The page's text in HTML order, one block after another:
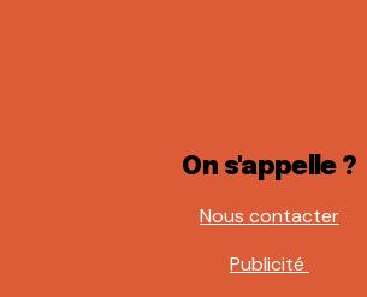
On s'appelle ?
Nous contacter
Publicité